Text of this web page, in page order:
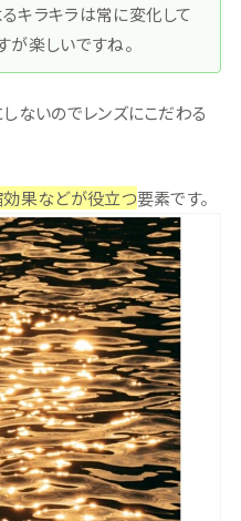
キラキラは常に変化して
が楽しいですね。
ないのでレンズにこだわる
果などが役立つ要素です。